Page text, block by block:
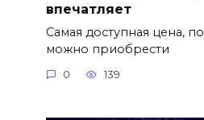
впечатляет
Самая доступная цена,
можно приобрести
0 139